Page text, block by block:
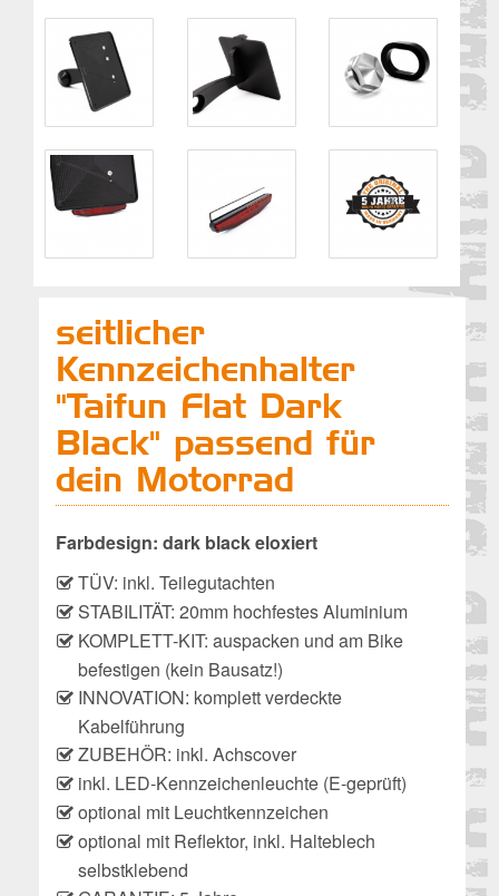
seitlicher
Kennzeichenhalter
"Taifun Flat Dark
Black" passend für
dein Motorrad
Farbdesign: dark black eloxiert
TÜV: inkl. Teilegutachten
STABILITÄT: 20mm hochfestes Aluminium
KOMPLETT-KIT: auspacken und am Bike
befestigen (kein Bausatz!)
INNOVATION: komplett verdeckte
Kabelführung
ZUBEHÖR: inkl. Achscover
inkl. LED-Kennzeichenleuchte (E-geprüft)
optional mit Leuchtkennzeichen
optional mit Reflektor, inkl. Halteblech
selbstklebend